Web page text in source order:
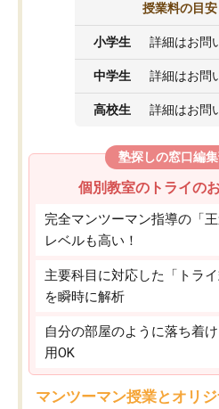
授業料の目安
小学生 詳細はお問
中学生 詳細はお問
高校生 詳細はお問
塾探しの窓口編
個別教室のトライの
完全マンツーマン指導の「
レベルも高い！
主要科目に対応した「トラ
を瞬時に解析
自分の部屋のように落ち着
用OK
マンツーマン授業とオリ